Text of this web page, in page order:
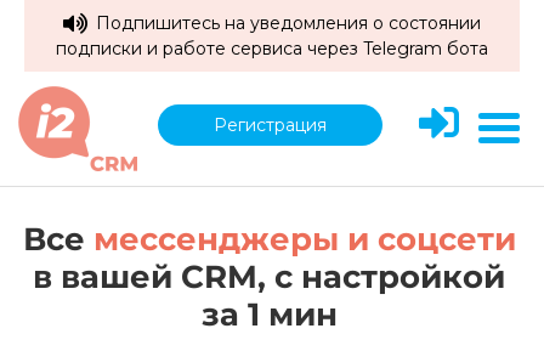
Подпишитесь на уведомления о состоянии
подписки и работе сервиса через Telegram бота
Регистрация
Все мессенджеры и соцсети
в вашей CRM, c настройкой
за 1 мин